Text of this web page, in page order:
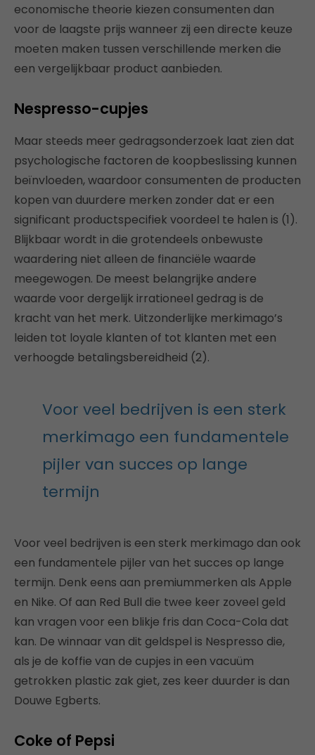
economische theorie kiezen consumenten dan
voor de laagste prijs wanneer zij een directe keuze
moeten maken tussen verschillende merken die
een vergelijkbaar product aanbieden.
Nespresso-cupjes
Maar steeds meer gedragsonderzoek laat zien dat
psychologische factoren de koopbeslissing kunnen
beïnvloeden, waardoor consumenten de producten
kopen van duurdere merken zonder dat er een
significant productspecifiek voordeel te halen is (1).
Blijkbaar wordt in die grotendeels onbewuste
waardering niet alleen de financiële waarde
meegewogen. De meest belangrijke andere
waarde voor dergelijk irrationeel gedrag is de
kracht van het merk. Uitzonderlijke merkimago’s
leiden tot loyale klanten of tot klanten met een
verhoogde betalingsbereidheid (2).
Voor veel bedrijven is een sterk
merkimago een fundamentele
pijler van succes op lange
termijn
Voor veel bedrijven is een sterk merkimago dan ook
een fundamentele pijler van het succes op lange
termijn. Denk eens aan premiummerken als Apple
en Nike. Of aan Red Bull die twee keer zoveel geld
kan vragen voor een blikje fris dan Coca-Cola dat
kan. De winnaar van dit geldspel is Nespresso die,
als je de koffie van de cupjes in een vacuüm
getrokken plastic zak giet, zes keer duurder is dan
Douwe Egberts.
Coke of Pepsi